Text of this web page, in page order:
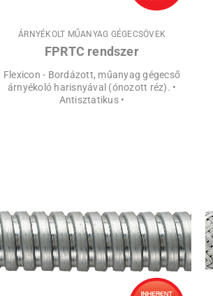
ÁRNYÉKOLT MŰANYAG GÉGECSÖVEK
FPRTC rendszer
Flexicon - Bordázott, műanyag gégecső
árnyékoló harisnyával (ónozott réz). •
Antisztatikus •